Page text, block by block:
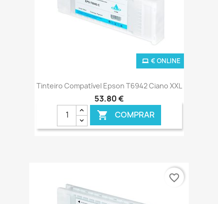
Tinteiro Compatível Epson T6942 Ciano XXL
53,80 €
 COMPRAR
€ ONLINE
favorite_border